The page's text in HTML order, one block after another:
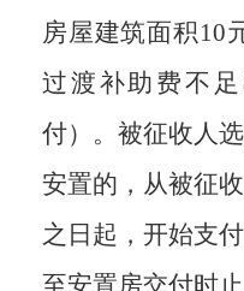
房屋建筑面积 10
过渡补助费不足
付）。被征收人
安置的，从被征
之日起，开始支
至安置房交付时